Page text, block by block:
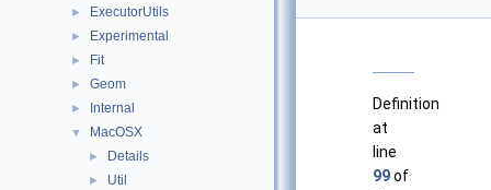
► ExecutorUtils
► Experimental
► Fit
► Geom
► Internal
▼ MacOSX
► Details
► Util
Definition
at
line
99of